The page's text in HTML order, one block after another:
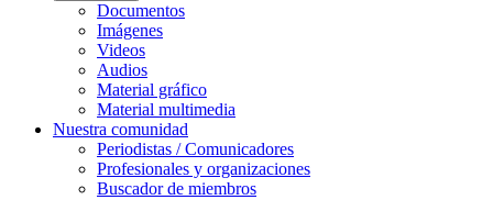
Documentos
Imágenes
Videos
Audios
Material gráfico
Material multimedia
Nuestra comunidad
Periodistas / Comunicadores
Profesionales y organizaciones
Buscador de miembros